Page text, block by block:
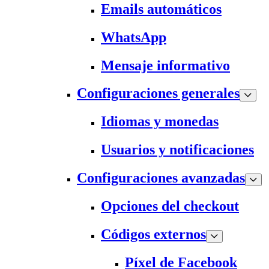
Emails automáticos
WhatsApp
Mensaje informativo
Configuraciones generales
Idiomas y monedas
Usuarios y notificaciones
Configuraciones avanzadas
Opciones del checkout
Códigos externos
Píxel de Facebook